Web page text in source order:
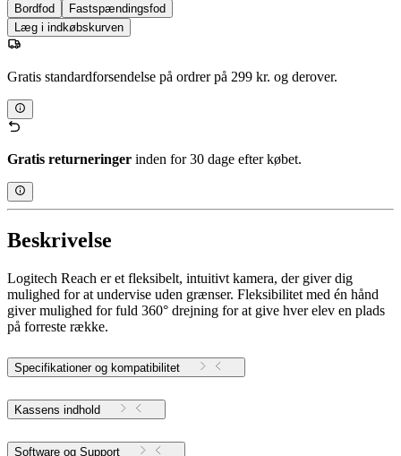
Bordfod
Fastspændingsfod
Læg i indkøbskurven
Gratis standardforsendelse på ordrer på 299 kr. og derover.
Gratis returneringer inden for 30 dage efter købet.
Beskrivelse
Logitech Reach er et fleksibelt, intuitivt kamera, der giver dig
mulighed for at undervise uden grænser. Fleksibilitet med én hånd
giver mulighed for fuld 360° drejning for at give hver elev en plads
på forreste række.
Specifikationer og kompatibilitet
Kassens indhold
Software og Support